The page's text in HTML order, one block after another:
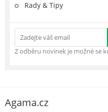
Rady & Tipy
Z odběru novinek je možné se
Agama.cz